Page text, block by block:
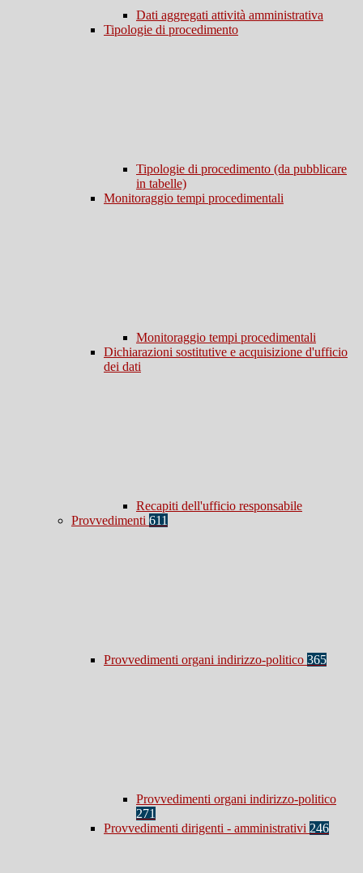
Dati aggregati attività amministrativa
Tipologie di procedimento
Tipologie di procedimento (da pubblicare
in tabelle)
Monitoraggio tempi procedimentali
Monitoraggio tempi procedimentali
Dichiarazioni sostitutive e acquisizione d'ufficio
dei dati
Recapiti dell'ufficio responsabile
Provvedimenti 611
Provvedimenti organi indirizzo-politico 365
Provvedimenti organi indirizzo-politico
271
Provvedimenti dirigenti - amministrativi 246